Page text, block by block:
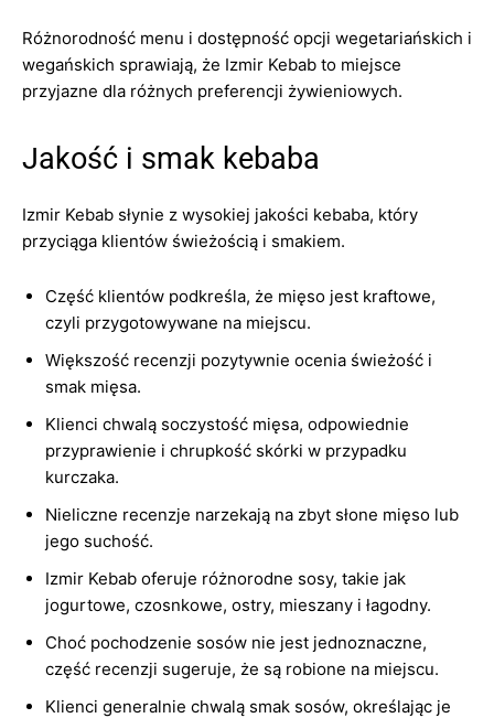
Różnorodność menu i dostępność opcji wegetariańskich i
wegańskich sprawiają, że Izmir Kebab to miejsce
przyjazne dla różnych preferencji żywieniowych.
Jakość i smak kebaba
Izmir Kebab słynie z wysokiej jakości kebaba, który
przyciąga klientów świeżością i smakiem.
Część klientów podkreśla, że mięso jest kraftowe,
czyli przygotowywane na miejscu.
Większość recenzji pozytywnie ocenia świeżość i
smak mięsa.
Klienci chwalą soczystość mięsa, odpowiednie
przyprawienie i chrupkość skórki w przypadku
kurczaka.
Nieliczne recenzje narzekają na zbyt słone mięso lub
jego suchość.
Izmir Kebab oferuje różnorodne sosy, takie jak
jogurtowe, czosnkowe, ostry, mieszany i łagodny.
Choć pochodzenie sosów nie jest jednoznaczne,
część recenzji sugeruje, że są robione na miejscu.
Klienci generalnie chwalą smak sosów, określając je